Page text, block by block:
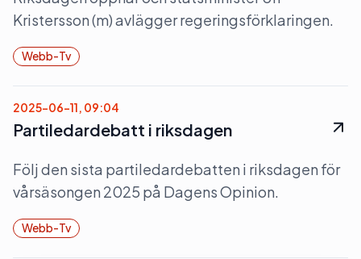
Kristersson (m) avlägger regeringsförklaringen.
Webb-Tv
2025-06-11, 09:04
Partiledardebatt i riksdagen
Följ den sista partiledardebatten i riksdagen för
vårsäsongen 2025 på Dagens Opinion.
Webb-Tv